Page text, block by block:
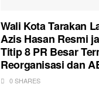
Wali Kota Tarakan
Azis Hasan Resmi
Titip 8 PR Besar
Reorganisasi dan
0 SHARES